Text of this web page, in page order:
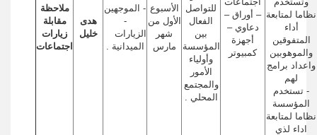
نظاما لمتابعة
أداء
المتفوقين
والموهوبين
واعداد برامج
لهم
- تستخدم
المؤسسة
نظاما لمتابعة
اداء لذي
– أوراق –
دعاوي –
أجهزة
كمبيوتر
للتواصل
الفعال
بين
المؤسسة
وأولياء
الأمور
والمجتمع
المحلي .
الأسبوع
الأول من
شهر
مارس
- الموجهين
-
الزيارات
الميدانية .
هدى
خليل
ملاحظة
مقابلة
زيارات
اجتماعات